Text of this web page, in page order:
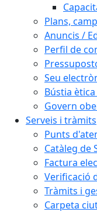
Plans,
Anuncis /
Perfil de
Seu
Bústia
Govern
Serveis i tràmits
Punts
Catàleg de
Factura
Verificació
Tràmits i
Carpeta